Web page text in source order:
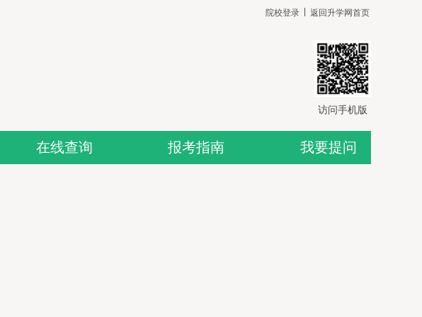
院校登录 返回升学网首页
访问手机版
在线查询 报考指南 我要提问